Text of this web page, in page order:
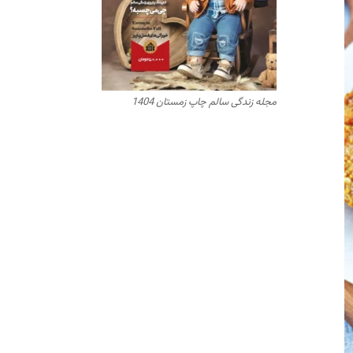
مجله زندگی سالم چاپ زمستان 1404